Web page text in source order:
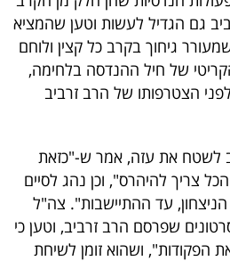
גם הגדיל לעשות וטען שהמציא
גיחוך בקרב כל קצין ולוחם
של חיל ההנדסה בלחימה,
הצטרפותו של הרב זרביב
לשטח את עזה, אמר ש-"כזאת
צריך להיהרס", וכן נהג לסיים
עד ההתיישבות". צה"ל
שפרסם הרב זרביב, וטען כי
הפקודות", ושהוא זומן לשיחת